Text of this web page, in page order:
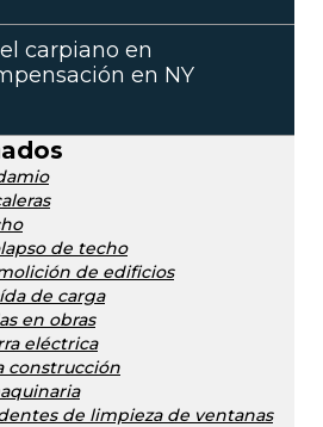
carpiano en
en NY
de techo
de edificios
de carga
en obras
eléctrica
construcción
de limpieza de ventanas